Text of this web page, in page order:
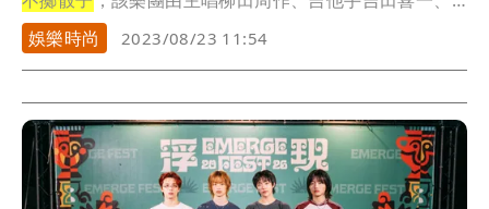
貝斯...
娛樂時尚 2023/08/23 11:54